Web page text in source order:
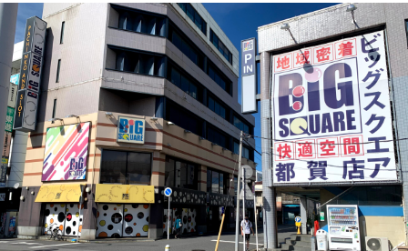
チ
ン
コ
前
は